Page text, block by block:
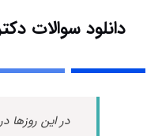
دانلود سوالات
در این روزها